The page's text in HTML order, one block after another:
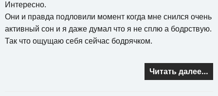
Интересно.
Они и правда подловили момент когда мне снился очень
активный сон и я даже думал что я не сплю а бодрствую.
Так что ощущаю себя сейчас бодрячком.
Читать далее…